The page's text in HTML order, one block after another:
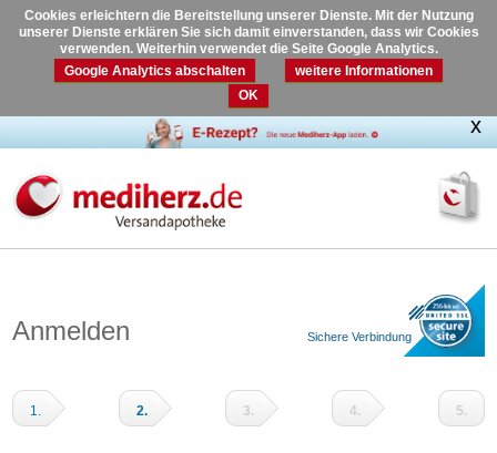
Cookies erleichtern die Bereitstellung unserer Dienste. Mit der Nutzung
unserer Dienste erklären Sie sich damit einverstanden, dass wir Cookies
verwenden. Weiterhin verwendet die Seite Google Analytics.
Google Analytics abschalten
weitere Informationen
OK
Anmelden Sichere Verbindung
1. 2. 3. 4. 5.